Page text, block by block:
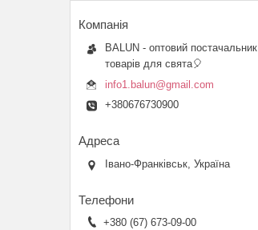
BALUN - оптовий постачальник
товарів для свята🎈
info1.balun@gmail.com
+380676730900
Івано-Франківськ, Україна
+380 (67) 673-09-00